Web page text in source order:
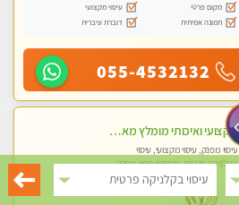
עיסוי בקלניקה פרטית
מקום פרטי
עיסוי מקצועי
תמונה אמיתית
דוברת עיברית
055-4532132
מקצועי ואיכותי מומלץ מאוד!! ממתינה לך שתגיע מעסה פרטית בוא ותבין מזה עיסוי מפנק … ❤️
עיסוי מפנק, עיסוי מקצועי, עיסוי
בקלניקה פרטית, מתחמי ספא מפנק,
עיסוי טנטרה